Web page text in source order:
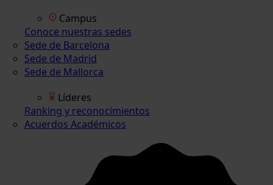
Campus
Conoce nuestras sedes
Sede de Barcelona
Sede de Madrid
Sede de Mallorca
Líderes
Ranking y reconocimientos
Acuerdos Académicos